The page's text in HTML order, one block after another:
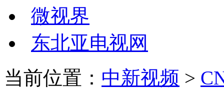
微视界
东北亚电视网
当前位置： 中新视频 >